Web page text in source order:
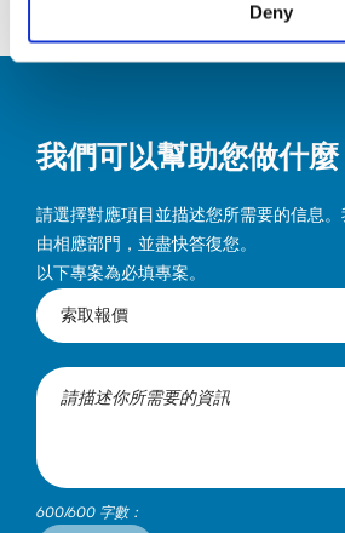
Deny
我們可以幫助您做什麼
請選擇對應項目並描述您所需要的信息
由相應部門，並盡快答復您。
以下專案為必填專案。
600/600 字數：